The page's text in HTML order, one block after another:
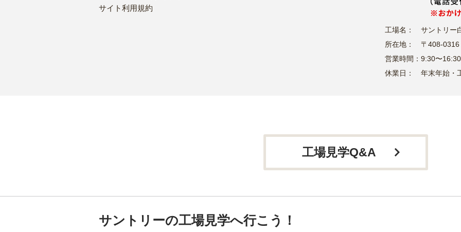
サイト利用規約
工場名：
サントリー
所在地：
〒408-0316
営業時間： 9:30〜
休業日：
年末年始・
工場見学Q&A
サントリーの工場見学へ行こう！